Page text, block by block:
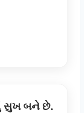
સુખ બને છે.